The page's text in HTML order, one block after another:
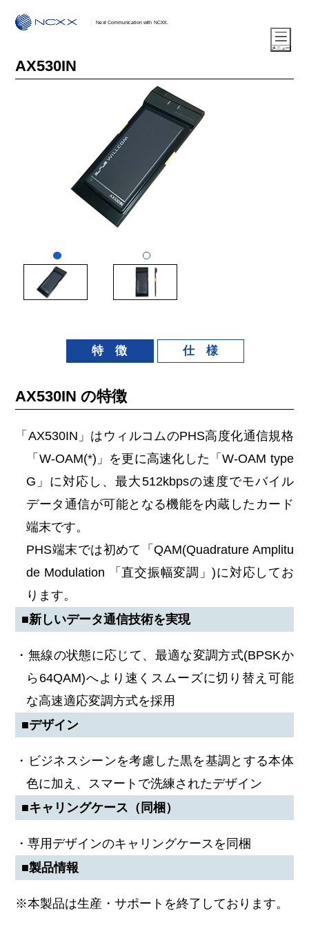
Next Communication with NCXX.
AX530IN
特 徴 仕 様
AX530IN の特徴
「AX530IN」はウィルコムのPHS高度化通信規格
「W-OAM(*)」を更に高速化した「W-OAM type
G」に対応し、最大512kbpsの速度でモバイル
データ通信が可能となる機能を内蔵したカード
端末です。
PHS端末では初めて「QAM(Quadrature Amplitu
de Modulation 「直交振幅変調」)に対応してお
ります。
■新しいデータ通信技術を実現
・無線の状態に応じて、最適な変調方式(BPSKか
ら64QAM)へより速くスムーズに切り替え可能
な高速適応変調方式を採用
■デザイン
・ビジネスシーンを考慮した黒を基調とする本体
色に加え、スマートで洗練されたデザイン
■キャリングケース（同梱）
・専用デザインのキャリングケースを同梱
■製品情報
※本製品は生産・サポートを終了しております。